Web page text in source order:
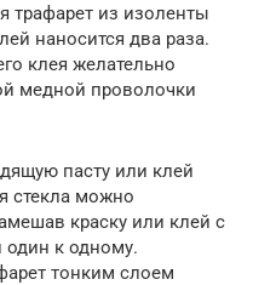
трафарет из изоленты
наносится два раза.
клея желательно
медной проволочки
пасту или клей
стекла можно
краску или клей с
к одному.
тонким слоем